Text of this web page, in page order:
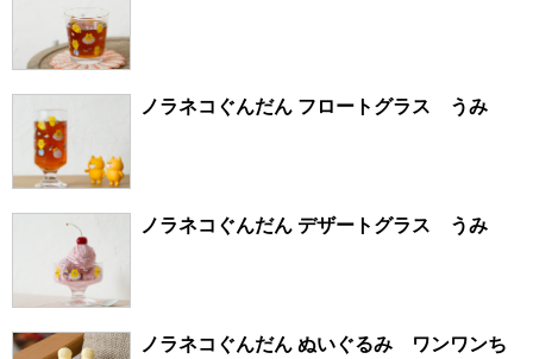
ノラネコぐんだん フロートグラス うみ
ノラネコぐんだん デザートグラス うみ
ノラネコぐんだん ぬいぐるみ ワンワンち